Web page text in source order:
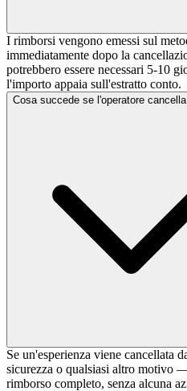
I rimborsi vengono emessi sul
immediatamente dopo la
potrebbero essere necessari 5-10
l'importo appaia sull'estratto conto.
Cosa succede se l'operatore
Se un'esperienza viene cancellata
sicurezza o qualsiasi altro motivo
rimborso completo, senza alcuna